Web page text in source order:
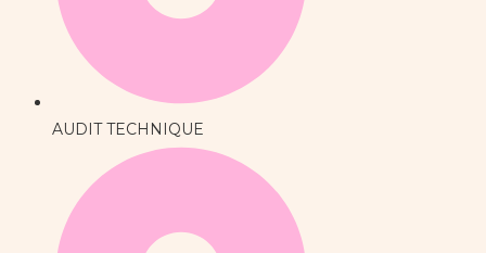
AUDIT TECHNIQUE